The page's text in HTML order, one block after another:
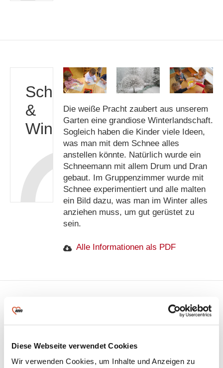
Diese Webseite verwendet Cookies
Wir verwenden Cookies, um Inhalte und Anzeigen zu
Schneezauber
&
Winterexperimente
Die weiße Pracht zaubert aus unserem
Garten eine grandiose Winterlandschaft.
Sogleich haben die Kinder viele Ideen,
was man mit dem Schnee alles
anstellen könnte. Natürlich wurde ein
Schneemann mit allem Drum und Dran
gebaut. Im Gruppenzimmer wurde mit
Schnee experimentiert und alle malten
ein Bild dazu, was man im Winter alles
anziehen muss, um gut gerüstet zu
sein.
Alle Informationen als PDF
ums
Experimentieren mit Wasser macht
allen Kindern Spaß! Was schwimmt?